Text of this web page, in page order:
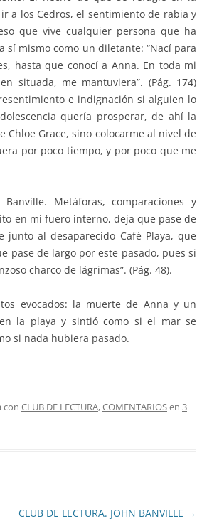
a los Cedros, el sentimiento de rabia y
que vive cualquier persona que ha
mismo como un diletante: “Nací para
hasta que conocí a Anna. En toda mi
situada, me mantuviera”. (Pág. 174)
e indignación si alguien lo
quería prosperar, de ahí la
Chloe Grace, sino colocarme al nivel de
por poco tiempo, y por poco que me
Metáforas, comparaciones y
en mi fuero interno, deja que pase de
al desaparecido Café Playa, que
pase de largo por este pasado, pues si
charco de lágrimas”. (Pág. 48).
evocados: la muerte de Anna y un
la playa y sintió como si el mar se
si nada hubiera pasado.
con CLUB DE LECTURA,COMENTARIOSen 3
CLUB DE LECTURA. JOHN BANVILLE →